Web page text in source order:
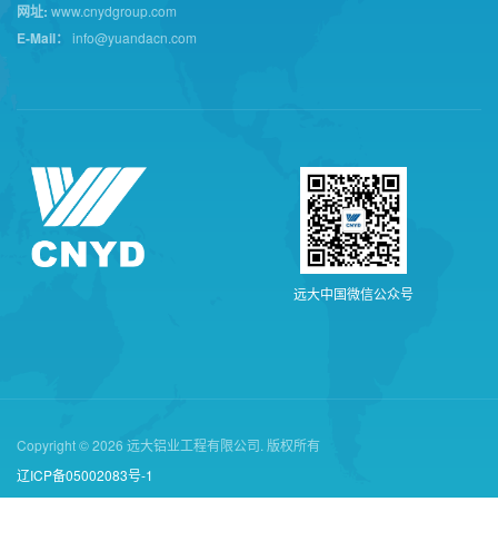
网址: www.cnydgroup.com
E-Mail： info@yuandacn.com
远大中 国微信公众号
Copyright © 2026 远大铝业工程有限公司. 版权所有
辽ICP备05002083号-1